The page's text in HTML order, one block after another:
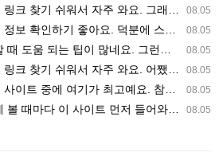
08.05
요. 그래서 해외축구중계도 정식 서비스로 봐야 안전해요. 다음…
08.05
분에 스포츠중계는 합법적인 경로로만 시청하려 해요. 좋은 정보…
08.05
. 그런데 해외축구중계도 정식 서비스로 봐야 안전해요. 다음…
08.05
요. 어쨌든 축구무료중계도 합법적인 곳에서 봐야 마음 편해요.…
08.05
예요. 참고로 축구무료중계도 합법적인 곳에서 봐야 마음 편해요.…
08.05
먼저 들어와요. 그나저나 epl중계 볼 때 공식 중계 채널 먼저…